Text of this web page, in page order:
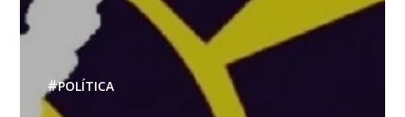
POLÍTICA